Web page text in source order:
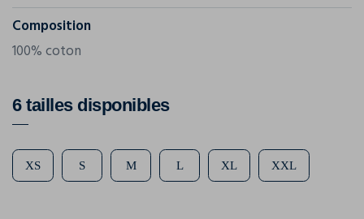
Composition
100% coton
6 tailles disponibles
XS S M L XL XXL